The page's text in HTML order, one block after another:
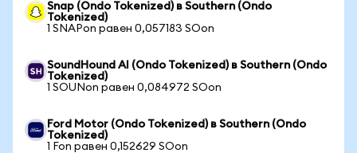
Snap (Ondo Tokenized) в Southern (Ondo
Tokenized)
1 SNAPon равен 0,057183 SOon
SoundHound AI (Ondo Tokenized) в Southern (Ondo
Tokenized)
1 SOUNon равен 0,084972 SOon
Ford Motor (Ondo Tokenized) в Southern (Ondo
Tokenized)
1 Fon равен 0,152629 SOon